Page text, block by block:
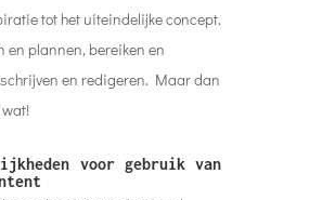
tot het uiteindelijke concept.
en plannen, bereiken en
en redigeren. Maar dan
wat!
voor gebruik van